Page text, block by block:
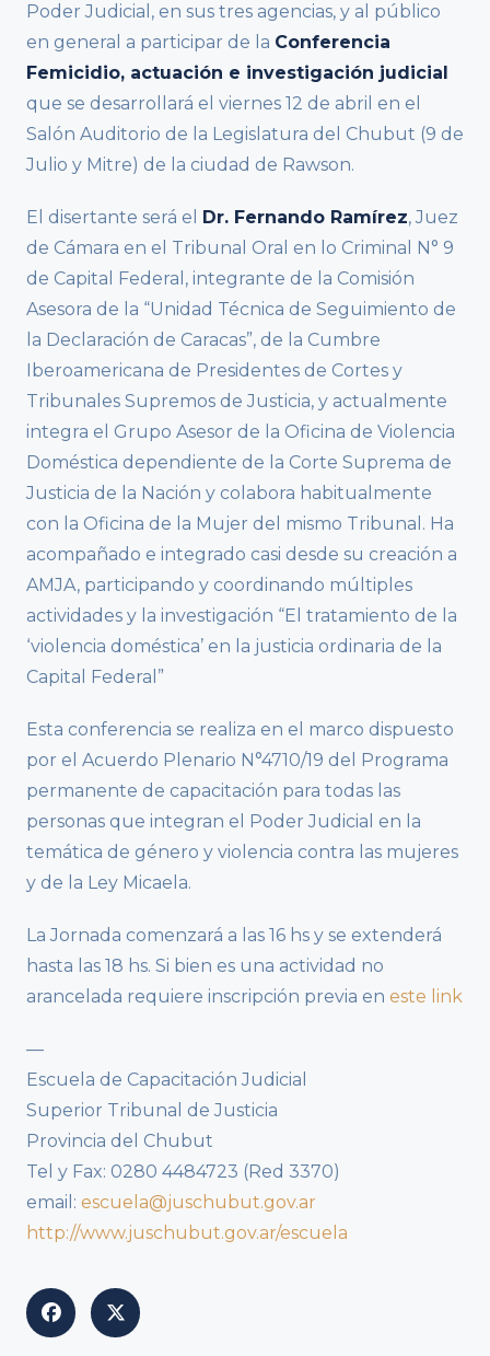
Poder Judicial, en sus tres agencias, y al público
en general a participar de la Conferencia
Femicidio, actuación e investigación judicial
que se desarrollará el viernes 12 de abril en el
Salón Auditorio de la Legislatura del Chubut (9 de
Julio y Mitre) de la ciudad de Rawson.
El disertante será el Dr. Fernando Ramírez, Juez
de Cámara en el Tribunal Oral en lo Criminal N° 9
de Capital Federal, integrante de la Comisión
Asesora de la “Unidad Técnica de Seguimiento de
la Declaración de Caracas”, de la Cumbre
Iberoamericana de Presidentes de Cortes y
Tribunales Supremos de Justicia, y actualmente
integra el Grupo Asesor de la Oficina de Violencia
Doméstica dependiente de la Corte Suprema de
Justicia de la Nación y colabora habitualmente
con la Oficina de la Mujer del mismo Tribunal. Ha
acompañado e integrado casi desde su creación a
AMJA, participando y coordinando múltiples
actividades y la investigación “El tratamiento de la
‘violencia doméstica’ en la justicia ordinaria de la
Capital Federal”
Esta conferencia se realiza en el marco dispuesto
por el Acuerdo Plenario N°4710/19 del Programa
permanente de capacitación para todas las
personas que integran el Poder Judicial en la
temática de género y violencia contra las mujeres
y de la Ley Micaela.
La Jornada comenzará a las 16 hs y se extenderá
hasta las 18 hs. Si bien es una actividad no
arancelada requiere inscripción previa en este link
—
Escuela de Capacitación Judicial
Superior Tribunal de Justicia
Provincia del Chubut
Tel y Fax: 0280 4484723 (Red 3370)
email: escuela@juschubut.gov.ar
http://www.juschubut.gov.ar/escuela